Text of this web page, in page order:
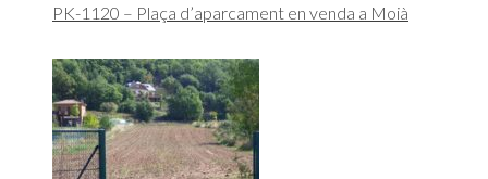
PK-1120 – Plaça d’aparcament en venda a Moià